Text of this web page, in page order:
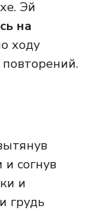
Эй
на
ходу
согнув
и
грудь